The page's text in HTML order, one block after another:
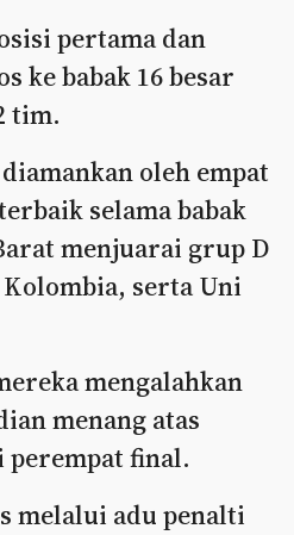
pertama dan
ke babak 16 besar
tim.
oleh empat
selama babak
menjuarai grup D
serta Uni
mengalahkan
menang atas
perempat final.
melalui adu penalti